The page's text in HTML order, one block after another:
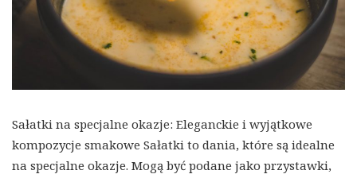
Sałatki na specjalne okazje: Eleganckie i wyjątkowe
kompozycje smakowe Sałatki to dania, które są idealne
na specjalne okazje. Mogą być podane jako przystawki,